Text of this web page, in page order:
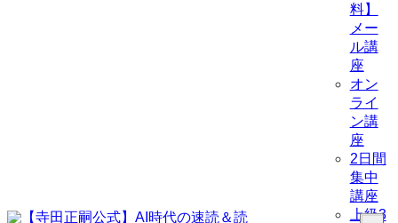
料】
メー
ル講
座
オン
ライ
ン講
座
2日間
集中
講座
上級3